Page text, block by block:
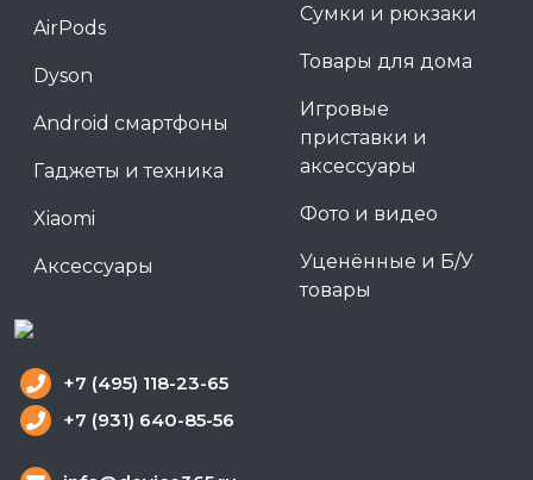
AirPods
Dyson
Android смартфоны
Гаджеты и техника
Xiaomi
Аксессуары
Сумки и рюкзаки
Товары для дома
Игровые
приставки и
аксессуары
Фото и видео
Уценённые и Б/У
товары
+7 (495) 118-23-65
+7 (931) 640-85-56